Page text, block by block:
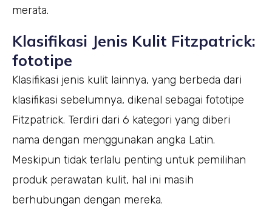
merata.
Klasifikasi Jenis Kulit Fitzpatrick:
fototipe
Klasifikasi jenis kulit lainnya, yang berbeda dari
klasifikasi sebelumnya, dikenal sebagai fototipe
Fitzpatrick. Terdiri dari 6 kategori yang diberi
nama dengan menggunakan angka Latin.
Meskipun tidak terlalu penting untuk pemilihan
produk perawatan kulit, hal ini masih
berhubungan dengan mereka.